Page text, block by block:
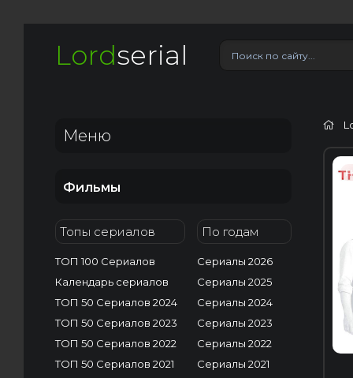
Lordserial
Меню
Фильмы
Топы сериалов
ТОП 100 Сериалов
Календарь сериалов
ТОП 50 Сериалов 2024
ТОП 50 Сериалов 2023
ТОП 50 Сериалов 2022
ТОП 50 Сериалов 2021
По годам
Сериалы 2026
Сериалы 2025
Сериалы 2024
Сериалы 2023
Сериалы 2022
Сериалы 2021